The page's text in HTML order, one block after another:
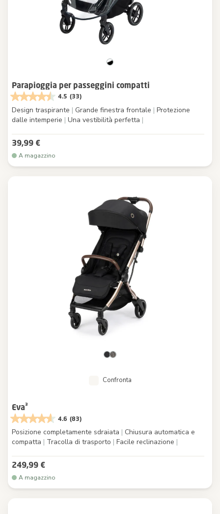
Parapioggia per passeggini compatti
4.5 (33)
Design traspirante | Grande finestra frontale | Protezione
dalle intemperie | Una vestibilità perfetta |
39,99 €
A magazzino
Confronta
Eva³
4.6 (83)
Posizione completamente sdraiata | Chiusura automatica e
compatta | Tracolla di trasporto | Facile reclinazione |
249,99 €
A magazzino